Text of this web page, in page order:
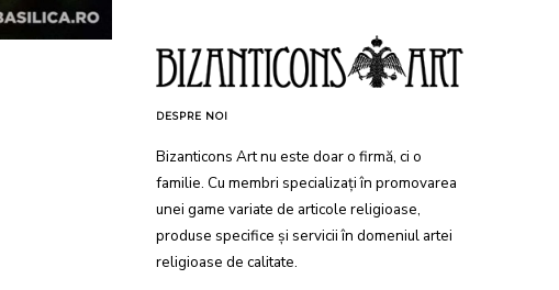
DESPRE NOI
Bizanticons Art nu este doar o firmă, ci o
familie. Cu membri specializați în promovarea
unei game variate de articole religioase,
produse specifice și servicii în domeniul artei
religioase de calitate.